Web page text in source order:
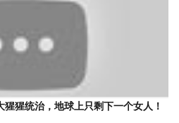
猩猩统治，地球上只剩下一个女人！